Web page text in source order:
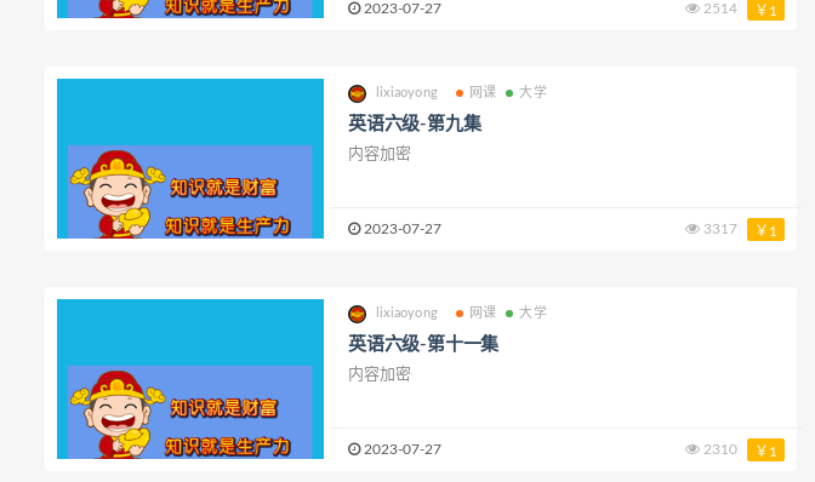
2023-07-27 2514 ￥1
lixiaoyong 网课 大学
英语六级-第九集
内容加密
2023-07-27 3317 ￥1
lixiaoyong 网课 大学
英语六级-第十一集
内容加密
2023-07-27 2310 ￥1